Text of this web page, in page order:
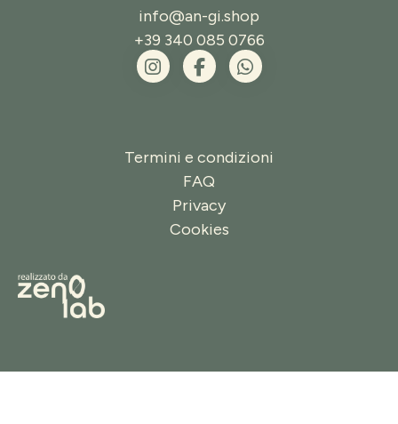
info@an-gi.shop
+39 340 085 0766
Termini e condizioni
FAQ
Privacy
Cookies